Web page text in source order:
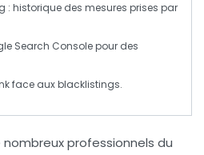
: historique des mesures prises par
Search Consolepour des
face auxblacklistings.
nombreux professionnels du